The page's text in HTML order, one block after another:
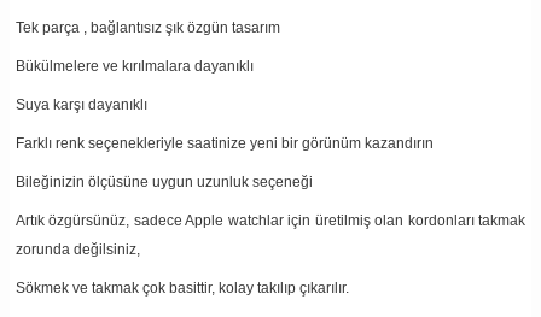
Tek parça , bağlantısız şık özgün tasarım
Bükülmelere ve kırılmalara dayanıklı
Suya karşı dayanıklı
Farklı renk seçenekleriyle saatinize yeni bir görünüm kazandırın
Bileğinizin ölçüsüne uygun uzunluk seçeneği
Artık özgürsünüz, sadece Apple watchlar için üretilmiş olan kordonları takmak
zorunda değilsiniz,
Sökmek ve takmak çok basittir, kolay takılıp çıkarılır.